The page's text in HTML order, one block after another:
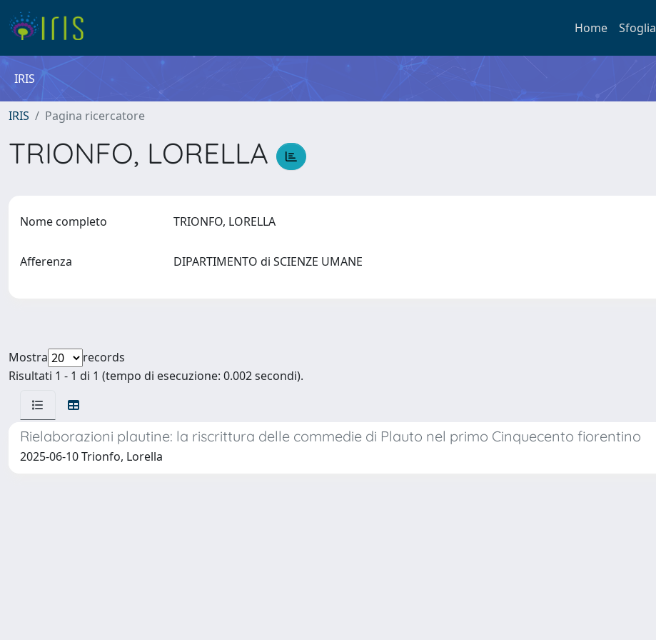
Home Sfoglia
IRIS
IRIS Pagina ricercatore
TRIONFO, LORELLA
Nome completo TRIONFO, LORELLA
Afferenza DIPARTIMENTO di SCIENZE UMANE
Mostra
records
Risultati 1 - 1 di 1 (tempo di esecuzione: 0.002 secondi).
Rielaborazioni plautine: la riscrittura delle commedie di Plauto nel primo Cinquecento fiorentino
2025-06-10 Trionfo, Lorella